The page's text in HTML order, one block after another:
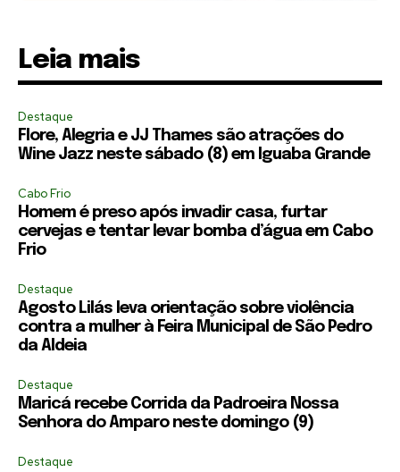
Leia mais
Destaque
Flore, Alegria e JJ Thames são atrações do
Wine Jazz neste sábado (8) em Iguaba Grande
Cabo Frio
Homem é preso após invadir casa, furtar
cervejas e tentar levar bomba d’água em Cabo
Frio
Destaque
Agosto Lilás leva orientação sobre violência
contra a mulher à Feira Municipal de São Pedro
da Aldeia
Destaque
Maricá recebe Corrida da Padroeira Nossa
Senhora do Amparo neste domingo (9)
Destaque